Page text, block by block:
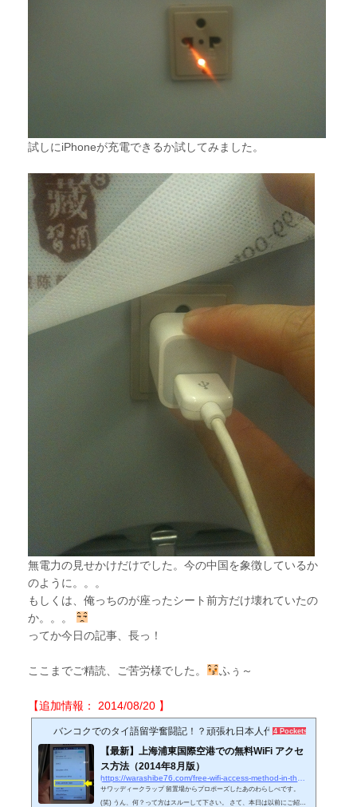
試しにiPhoneが充電できるか試してみました。
無電力の見せかけだけでした。今の中国を象徴しているか
のように。。。
もしくは、俺っちのが座ったシート前方だけ壊れていたの
か。。。
ってか今日の記事、長っ！
ここまでご精読、ご苦労様でした。 ふぅ～
【追加情報： 2014/08/20 】
バンコクでのタイ語留学奮闘記！？頑張れ日本人代表♪4 Pockets
【最新】上海浦東国際空港での無料WiFi アクセ
ス方法（2014年8月版）
サワッディークラップ 留置場からプロポーズしたあのわらしべです。
(笑) うん、何？って方はスルーして下さい。 さて、本日は以前にご紹介